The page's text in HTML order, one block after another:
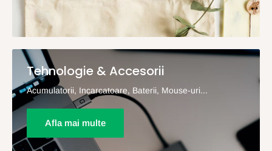
Tehnologie & Accesorii
Acumulatorii, Incarcatoare, Baterii, Mouse-uri...
Afla mai multe